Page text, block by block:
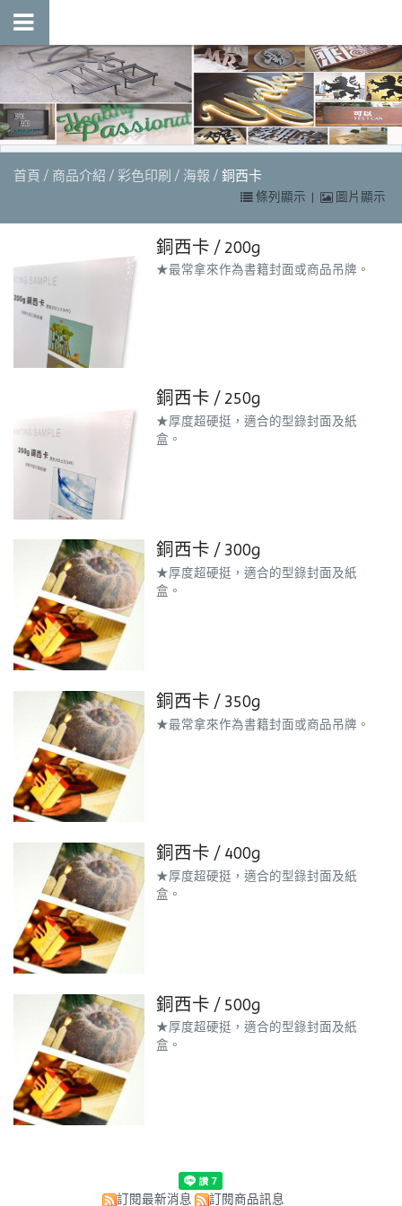
首頁 商品介紹 彩色印刷 海報 銅西卡
條列顯示 圖片顯示
銅西卡 / 200g
★最常拿來作為書籍封面或商品吊牌。
銅西卡 / 250g
★厚度超硬挺，適合的型錄封面及紙
盒。
銅西卡 / 300g
★厚度超硬挺，適合的型錄封面及紙
盒。
銅西卡 / 350g
★最常拿來作為書籍封面或商品吊牌。
銅西卡 / 400g
★厚度超硬挺，適合的型錄封面及紙
盒。
銅西卡 / 500g
★厚度超硬挺，適合的型錄封面及紙
盒。
訂閱最新消息 訂閱商品訊息